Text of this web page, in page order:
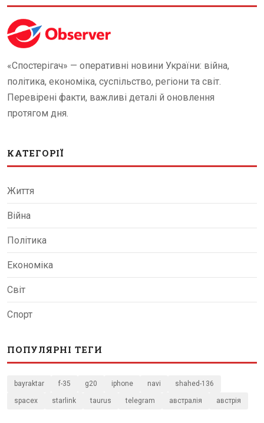
«Спостерігач» — оперативні новини України: війна,
політика, економіка, суспільство, регіони та світ.
Перевірені факти, важливі деталі й оновлення
протягом дня.
КАТЕГОРІЇ
Життя
Війна
Політика
Економіка
Світ
Спорт
ПОПУЛЯРНІ ТЕГИ
bayraktar f-35 g20 iphone navi shahed-136
spacex starlink taurus telegram австралія австрія